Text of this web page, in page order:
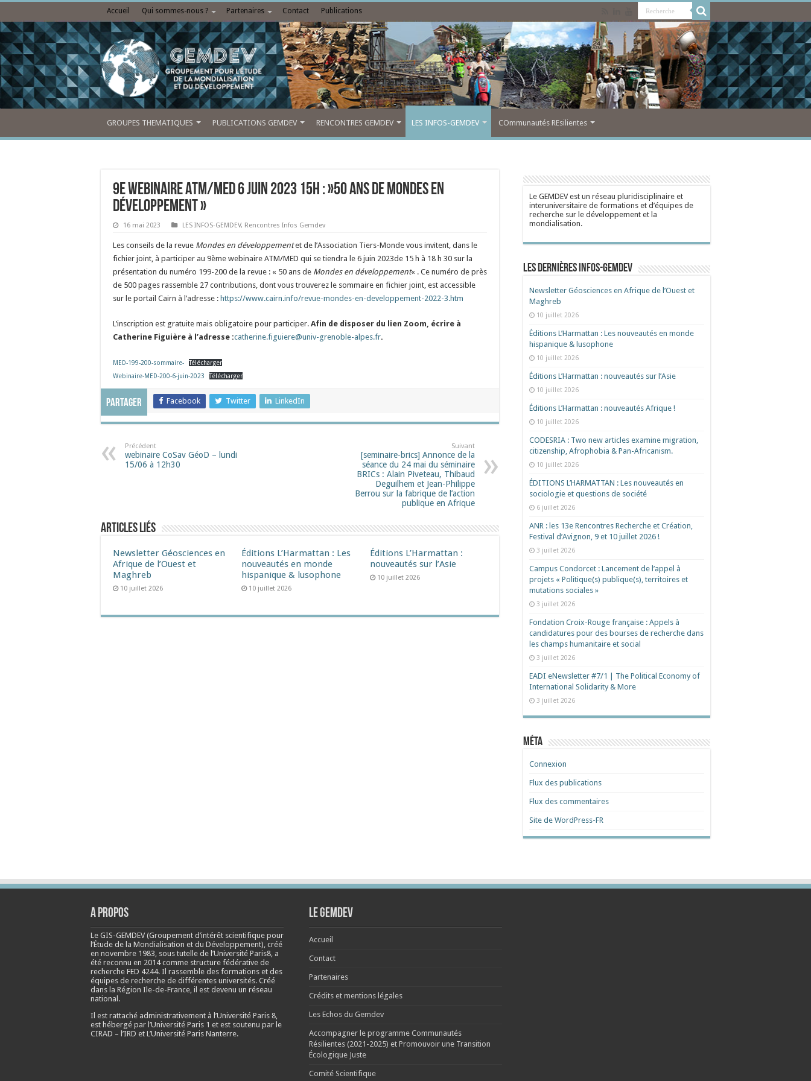
Accueil Qui sommes-nous ? Partenaires Contact Publications
GROUPES THEMATIQUES PUBLICATIONS GEMDEV RENCONTRES GEMDEV LES INFOS-GEMDEV COmmunautés REsilientes
9e webinaire ATM/MeD 6 juin 2023 15h : »50 ans de Mondes en
développement »
16 mai 2023 LES INFOS-GEMDEV, Rencontres Infos Gemdev
Les conseils de la revue Mondes en développementet de l’Association Tiers-Monde vous invitent, dans le
fichier joint, à participer au 9ème webinaire ATM/MED qui se tiendra le 6 juin 2023de 15 h à 18 h 30 sur la
présentation du numéro 199-200 de la revue : « 50 ans de Mondes en développement« . Ce numéro de près
de 500 pages rassemble 27 contributions, dont vous trouverez le sommaire en fichier joint, est accessible
sur le portail Cairn à l’adresse : https://www.cairn.info/revue-mondes-en-developpement-2022-3.htm
L’inscription est gratuite mais obligatoire pour participer. Afin de disposer du lien Zoom, écrire à
Catherine Figuière à l’adresse :catherine.figuiere@univ-grenoble-alpes.fr.
MED-199-200-sommaire-
Télécharger
Webinaire-MED-200-6-juin-2023
Télécharger
Partager Facebook Twitter LinkedIn
Précédent
webinaire CoSav GéoD – lundi
15/06 à 12h30
Suivant
[seminaire-brics] Annonce de la
séance du 24 mai du séminaire
BRICs : Alain Piveteau, Thibaud
Deguilhem et Jean-Philippe
Berrou sur la fabrique de l’action
publique en Afrique
Articles liés
Newsletter Géosciences en
Afrique de l’Ouest et
Maghreb
10 juillet 2026
Éditions L’Harmattan : Les
nouveautés en monde
hispanique & lusophone
10 juillet 2026
Éditions L’Harmattan :
nouveautés sur l’Asie
10 juillet 2026
Le GEMDEV est un réseau pluridisciplinaire et
interuniversitaire de formations et d’équipes de
recherche sur le développement et la
mondialisation.
Les dernières Infos-Gemdev
Newsletter Géosciences en Afrique de l’Ouest et
Maghreb
10 juillet 2026
Éditions L’Harmattan : Les nouveautés en monde
hispanique & lusophone
10 juillet 2026
Éditions L’Harmattan : nouveautés sur l’Asie
10 juillet 2026
Éditions L’Harmattan : nouveautés Afrique !​
10 juillet 2026
CODESRIA : Two new articles examine migration,
citizenship, Afrophobia & Pan-Africanism.
10 juillet 2026
ÉDITIONS L’HARMATTAN : Les nouveautés en
sociologie et questions de société
6 juillet 2026
ANR : les 13e Rencontres Recherche et Création,
Festival d’Avignon, 9 et 10 juillet 2026 !
3 juillet 2026
Campus Condorcet : Lancement de l’appel à
projets « Politique(s) publique(s), territoires et
mutations sociales »
3 juillet 2026
Fondation Croix-Rouge française : Appels à
candidatures pour des bourses de recherche dans
les champs humanitaire et social
3 juillet 2026
EADI eNewsletter #7/1 | The Political Economy of
International Solidarity & More
3 juillet 2026
Méta
Connexion
Flux des publications
Flux des commentaires
Site de WordPress-FR
A propos
Le GIS-GEMDEV (Groupement d’intérêt scientifique pour
l’Étude de la Mondialisation et du Développement), créé
en novembre 1983, sous tutelle de l’Université Paris8, a
été reconnu en 2014 comme structure fédérative de
recherche FED 4244. Il rassemble des formations et des
équipes de recherche de différentes universités. Créé
dans la Région Ile-de-France, il est devenu un réseau
national.
Il est rattaché administrativement à l’Université Paris 8,
est hébergé par l’Université Paris 1 et est soutenu par le
CIRAD – l’IRD et L’Université Paris Nanterre.
Le Gemdev
Accueil
Contact
Partenaires
Crédits et mentions légales
Les Echos du Gemdev
Accompagner le programme Communautés
Résilientes (2021-2025) et Promouvoir une Transition
Écologique Juste
Comité Scientifique